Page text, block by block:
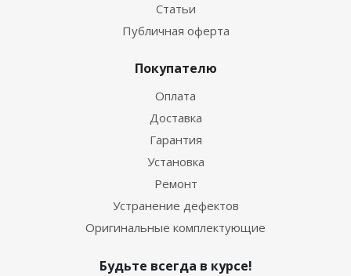
Статьи
Публичная оферта
Покупателю
Оплата
Доставка
Гарантия
Установка
Ремонт
Устранение дефектов
Оригинальные комплектующие
Будьте всегда в курсе!